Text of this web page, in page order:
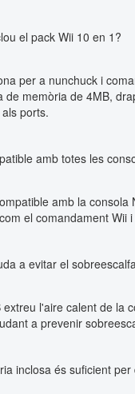
el pack Wii 10 en 1?
per a nunchuck i
de memòria de 4MB,
ports.
amb totes les
amb la consola
el comandament Wii
a evitar el
l'aire calent de la
a prevenir
inclosa és suficient